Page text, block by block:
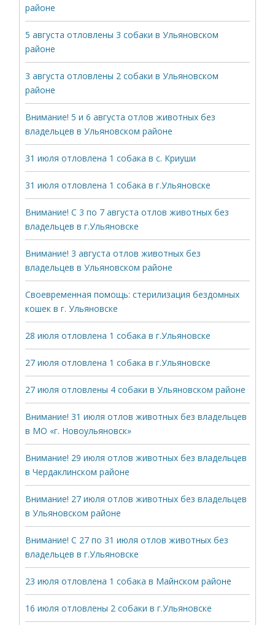
районе
5 августа отловлены 3 собаки в Ульяновском
районе
3 августа отловлены 2 собаки в Ульяновском
районе
Внимание! 5 и 6 августа отлов животных без
владельцев в Ульяновском районе
31 июля отловлена 1 собака в с. Криуши
31 июля отловлена 1 собака в г.Ульяновске
Внимание! С 3 по 7 августа отлов животных без
владельцев в г.Ульяновске
Внимание! 3 августа отлов животных без
владельцев в Ульяновском районе
Своевременная помощь: стерилизация бездомных
кошек в г. Ульяновске
28 июля отловлена 1 собака в г.Ульяновске
27 июля отловлена 1 собака в г.Ульяновске
27 июля отловлены 4 собаки в Ульяновском районе
Внимание! 31 июля отлов животных без владельцев
в МО «г. Новоульяновск»
Внимание! 29 июля отлов животных без владельцев
в Чердаклинском районе
Внимание! 27 июля отлов животных без владельцев
в Ульяновском районе
Внимание! С 27 по 31 июля отлов животных без
владельцев в г.Ульяновске
23 июля отловлена 1 собака в Майнском районе
16 июля отловлены 2 собаки в г.Ульяновске